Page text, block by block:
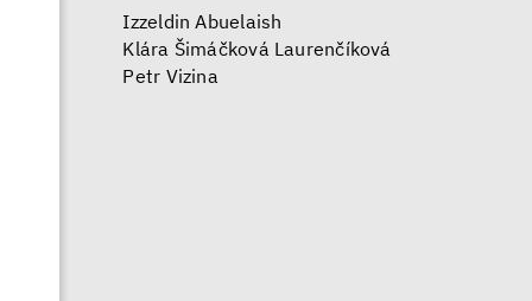
Izzeldin Abuelaish
Klára Šimáčková Laurenčíková
Petr Vizina